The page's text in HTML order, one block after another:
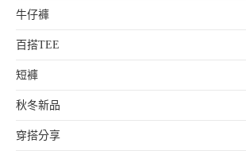
牛仔褲
百搭TEE
短褲
秋冬新品
穿搭分享